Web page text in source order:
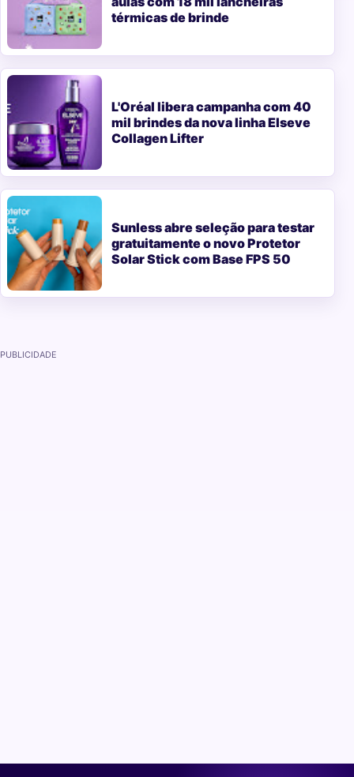
térmicas de brinde
L'Oréal libera campanha com 40
mil brindes da nova linha Elseve
Collagen Lifter
Sunless abre seleção para testar
gratuitamente o novo Protetor
Solar Stick com Base FPS 50
PUBLICIDADE